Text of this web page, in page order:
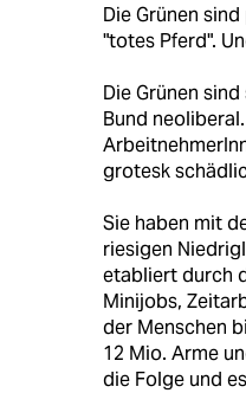
Die Grünen
"totes Pferd".
Die Grünen
Bund
grotesk
Sie haben mit
riesigen
etabliert durch
Minijobs,
der Menschen
12 Mio. Arme
die Folge und